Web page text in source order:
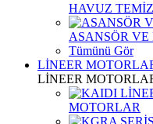
HAVUZ
ASANSÖR
Tümünü Gör
LİNEER
LİNEER
MOTORLAR